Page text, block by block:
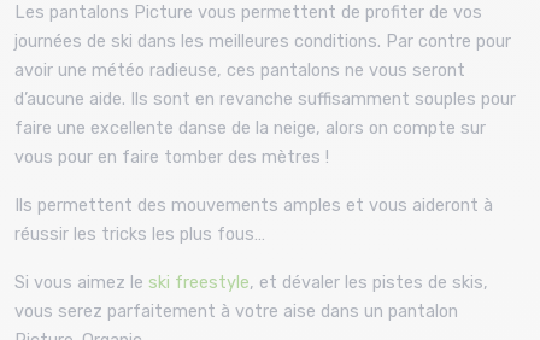
Les pantalons Picture vous permettent de profiter de vos
journées de ski dans les meilleures conditions. Par contre pour
avoir une météo radieuse, ces pantalons ne vous seront
d’aucune aide. Ils sont en revanche suffisamment souples pour
faire une excellente danse de la neige, alors on compte sur
vous pour en faire tomber des mètres !
Ils permettent des mouvements amples et vous aideront à
réussir les tricks les plus fous…
Si vous aimez le ski freestyle, et dévaler les pistes de skis,
vous serez parfaitement à votre aise dans un pantalon